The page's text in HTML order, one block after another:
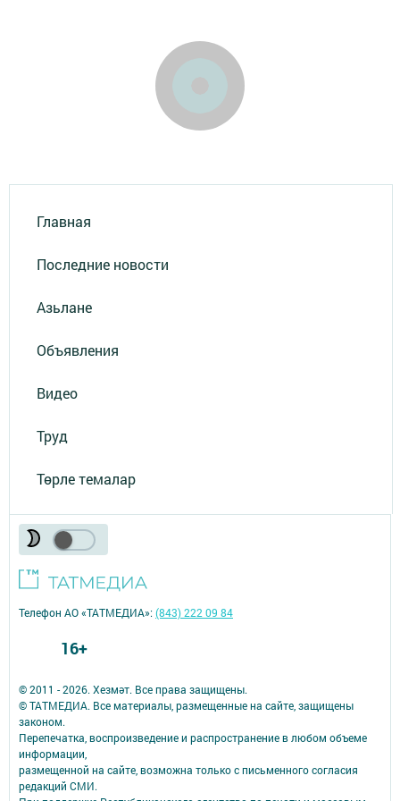
Главная
Последние новости
Азьлане
Объявления
Видео
Труд
Төрле темалар
© 2011 - 2026. Хезмәт. Все права защищены.
© ТАТМЕДИА. Все материалы, размещенные на сайте, защищены
законом.
Перепечатка, воспроизведение и распространение в любом объеме
информации,
размещенной на сайте, возможна только с письменного согласия
редакций СМИ.
Телефон АО «ТАТМЕДИА»:(843) 222 09 84
16+